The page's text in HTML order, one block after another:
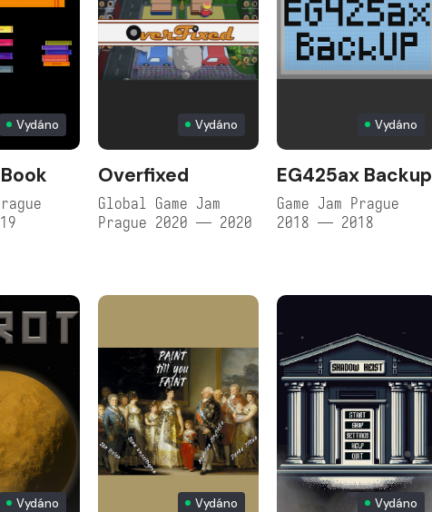
Vydáno Vydáno
Overfixed
Global Game Jam
Prague 2020 — 2020
Vydáno
EG425ax Backup
Game Jam Prague
2018 — 2018
Vydáno Vydáno Vydáno